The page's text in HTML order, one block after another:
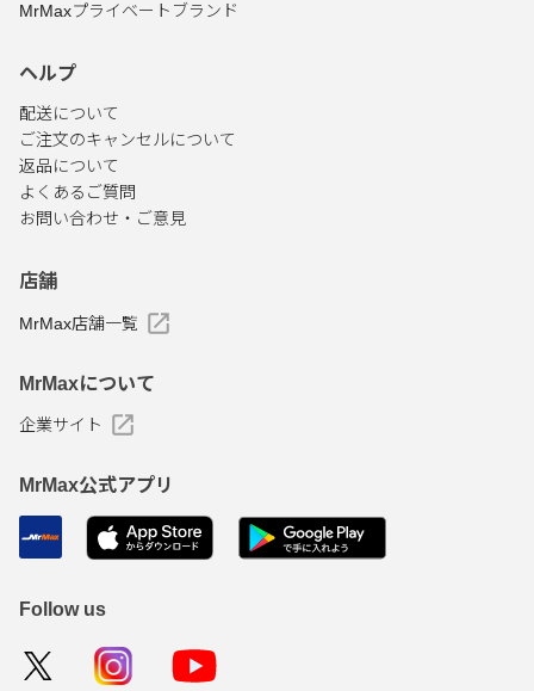
MrMaxプライベートブランド
ヘルプ
配送について
ご注文のキャンセルについて
返品について
よくあるご質問
お問い合わせ・ご意見
店舗
MrMax店舗一覧
MrMaxについて
企業サイト
MrMax公式アプリ
Follow us